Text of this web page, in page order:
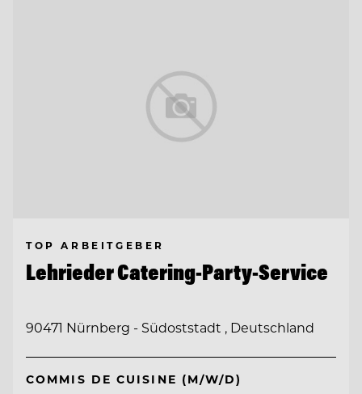
TOP ARBEITGEBER
Lehrieder Catering-Party-Service
90471 Nürnberg - Südoststadt , Deutschland
COMMIS DE CUISINE (M/W/D)